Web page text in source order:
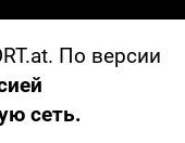
По версии
сеть.